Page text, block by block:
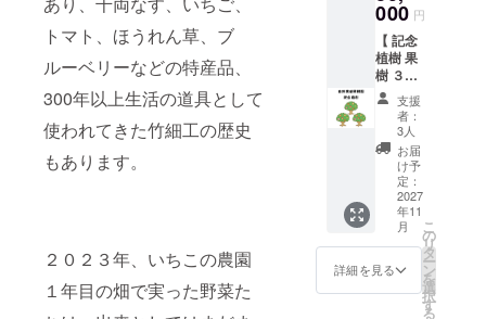
トマト、ほうれん草、ブ
ルーベリーなどの特産品、
300年以上生活の道具として
使われてきた竹細工の歴史
もあります。
２０２３年、いちこの農園
１年目の畑で実った野菜た
でした
ら別途
交通費
をご請
求させ
ていた
だきま
す。
（農園
までお
越しい
ただく
際の交
通費は
くださ
い） 対
は、農
園まで
お越し
いただ
くか、
ご希望
の場所
でした
ら別途
交通費
をご請
求させ
ていた
だきま
す。
（農園
でお越
しいた
だけな
い方
は、こ
ちらで
代わり
に植
樹。植
樹の様
子を動
画で撮
影し
メール
にてお
届けし
000 円
【 記念
植樹 果
樹 ３本
】 (品種
をお選
びくだ
さい) こ
れから
造成す
る自然
栽培の
果樹園
畑に植
樹いた
しま
す。
支援
者：
3人
お届
け予
定：
2027
年11
月
詳細を見る
こ
の
リ
タ
ー
ン
を
選
択
す
る